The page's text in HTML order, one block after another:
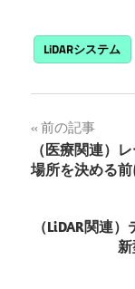
LiDARシステム
投
稿
ビ
前の記事
（医療関連）
場所を決める
（LiDAR関連